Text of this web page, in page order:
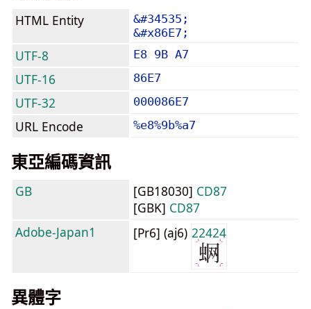
HTML Entity
&#34535;
&#x86E7;
UTF-8 E8 9B A7
UTF-16 86E7
UTF-32 000086E7
URL Encode %e8%9b%a7
東亞編碼資訊
GB [GB18030] CD87
[GBK] CD87
Adobe-Japan1
[Pr6] (aj6) 22424
異體字